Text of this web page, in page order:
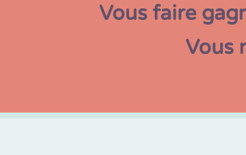
Vous faire gagner du
Vous recentrer